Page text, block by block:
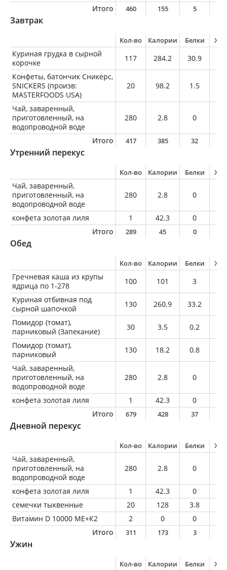
Итого
460 155 5
Завтрак
Кол-во Калории Белки
Куриная грудка в сырной
корочке
117 284.2 30.9
Конфеты, батончик Сникерс,
SNICKERS (произв:
MASTERFOODS USA)
20 98.2 1.5
Чай, заваренный,
приготовленный, на
водопроводной воде
280 2.8 0
Итого 417 385 32
Утренний перекус
Кол-во Калории Белки
Чай, заваренный,
приготовленный, на
водопроводной воде
280 2.8 0
конфета золотая лиля 1 42.3 0
Итого
289 45 0
Обед
Кол-во Калории Белки
Гречневая каша из крупы
ядрица по 1-278
100 101 3
Куриная отбивная под
сырной шапочкой
130 260.9 33.2
Помидор (томат),
парниковый (Запекание)
30 3.5 0.2
Помидор (томат),
парниковый
130 18.2 0.8
Чай, заваренный,
приготовленный, на
водопроводной воде
280 2.8 0
конфета золотая лиля 1 42.3 0
Итого
679 428 37
Дневной перекус
Кол-во Калории Белки
Чай, заваренный,
приготовленный, на
водопроводной воде
280 2.8 0
конфета золотая лиля 1 42.3 0
семечки тыквенные
20 128 3.8
Витамин D 10000 ME+К2
2 0 0
Итого
311 173 3
Ужин
Кол-во Калории Белки